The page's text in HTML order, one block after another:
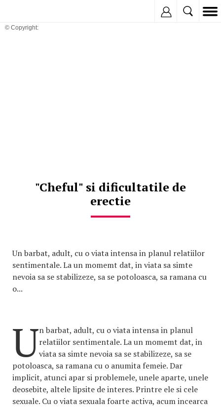
© Copyright:
"Cheful" si dificultatile de
erectie
Un barbat, adult, cu o viata intensa in planul relatiilor
sentimentale. La un momemt dat, in viata sa simte
nevoia sa se stabilizeze, sa se potoloasca, sa ramana cu
o...
Un barbat, adult, cu o viata intensa in planul
relatiilor sentimentale. La un momemt dat, in
viata sa simte nevoia sa se stabilizeze, sa se
potoloasca, sa ramana cu o anumita femeie. Dar
implicit, atunci apar si problemele, unele aparte, unele
deosebite, altele lipsite de interes. Printre ele si cele
sexuale. Cu o viata sexuala foarte activa, acum incearca